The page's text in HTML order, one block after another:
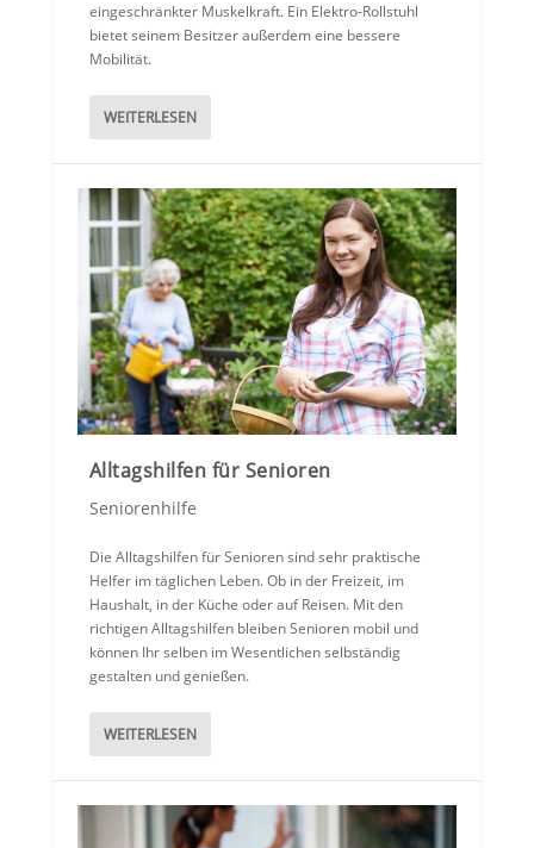
eingeschränkter Muskelkraft. Ein Elektro-Rollstuhl
bietet seinem Besitzer außerdem eine bessere
Mobilität.
WEITERLESEN
Alltagshilfen für Senioren
Seniorenhilfe
Die Alltagshilfen für Senioren sind sehr praktische
Helfer im täglichen Leben. Ob in der Freizeit, im
Haushalt, in der Küche oder auf Reisen. Mit den
richtigen Alltagshilfen bleiben Senioren mobil und
können Ihr selben im Wesentlichen selbständig
gestalten und genießen.
WEITERLESEN